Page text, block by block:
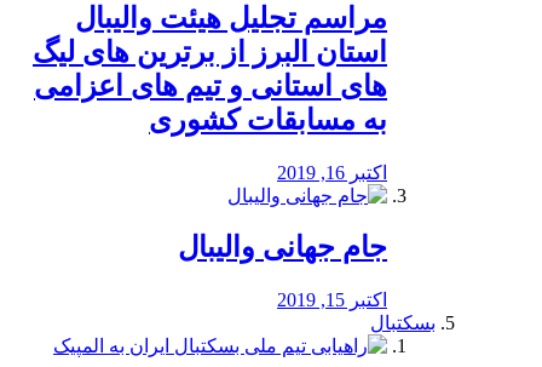
مراسم تجلیل هیئت والیبال
استان البرز از برترین های لیگ
های استانی و تیم های اعزامی
به مسابقات کشوری
اکتبر 16, 2019
جام جهانی والیبال
اکتبر 15, 2019
بسکتبال